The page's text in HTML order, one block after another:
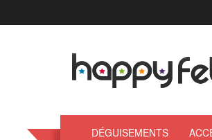
DÉGUISEMENTS